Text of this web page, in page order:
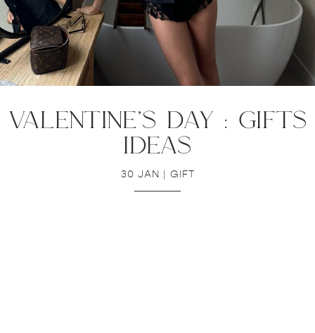
valentine’s day : gifts
ideas
30 JAN | GIFT